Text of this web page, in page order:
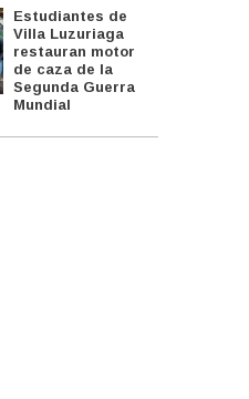
Estudiantes de
Villa Luzuriaga
restauran motor
de caza de la
Segunda Guerra
Mundial